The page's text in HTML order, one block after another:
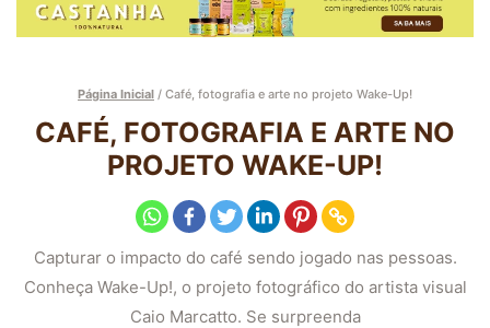
Página Inicial / Café, fotografia e arte no projeto Wake-Up!
CAFÉ, FOTOGRAFIA E ARTE NO
PROJETO WAKE-UP!
Capturar o impacto do café sendo jogado nas pessoas.
Conheça Wake-Up!, o projeto fotográfico do artista visual
Caio Marcatto. Se surpreenda